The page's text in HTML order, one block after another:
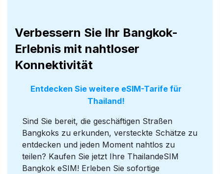
Verbessern Sie Ihr Bangkok-
Erlebnis mit nahtloser
Konnektivität
Entdecken Sie weitere eSIM-Tarife für
Thailand!
Sind Sie bereit, die geschäftigen Straßen
Bangkoks zu erkunden, versteckte Schätze zu
entdecken und jeden Moment nahtlos zu
teilen? Kaufen Sie jetzt Ihre ThailandeSIM
Bangkok eSIM! Erleben Sie sofortige